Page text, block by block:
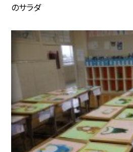
のサラダ